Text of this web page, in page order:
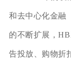
和去中心化金融
的不断扩展，
告投放、购物折